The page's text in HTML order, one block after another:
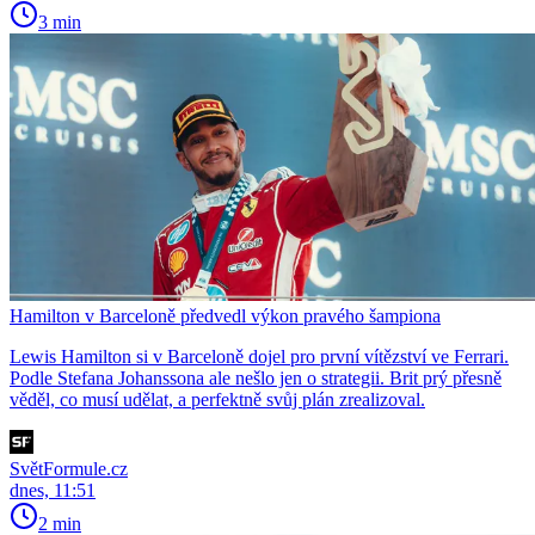
3 min
Hamilton v Barceloně předvedl výkon pravého šampiona
Lewis Hamilton si v Barceloně dojel pro první vítězství ve Ferrari.
Podle Stefana Johanssona ale nešlo jen o strategii. Brit prý přesně
věděl, co musí udělat, a perfektně svůj plán zrealizoval.
SvětFormule.cz
dnes, 11:51
2 min